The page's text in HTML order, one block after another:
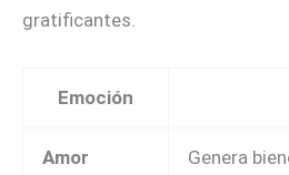
gratificantes.
Emoción
Amor Genera